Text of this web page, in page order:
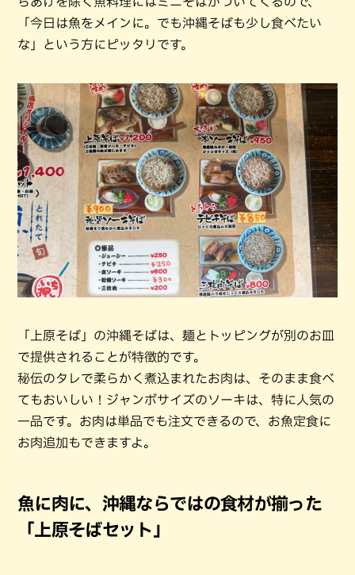
「今日は魚をメインに。でも沖縄そばも少し食べたい
な」という方にピッタリです。
「上原そば」の沖縄そばは、麺とトッピングが別のお皿
で提供されることが特徴的です。
秘伝のタレで柔らかく煮込まれたお肉は、そのまま食べ
てもおいしい！ジャンボサイズのソーキは、特に人気の
一品です。お肉は単品でも注文できるので、お魚定食に
お肉追加もできますよ。
魚に肉に、沖縄ならではの食材が揃った
「上原そばセット」